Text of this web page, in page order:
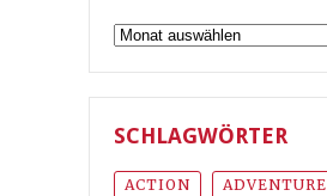
Archiv
SCHLAGWÖRTER
ACTION ADVENTURE